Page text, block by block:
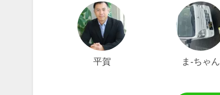
平賀 ま-ちゃん